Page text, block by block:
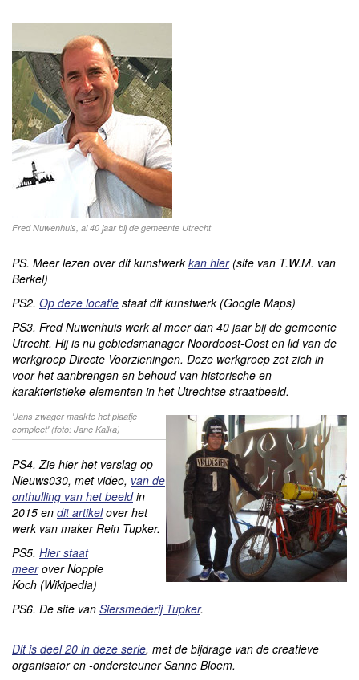
Fred Nuwenhuis, al 40 jaar bij de gemeente Utrecht
PS. Meer lezen over dit kunstwerkkan hier(site van T.W.M. van
Berkel)
PS2. Op deze locatie staat dit kunstwerk (Google Maps)
PS3. Fred Nuwenhuis werk al meer dan 40 jaar bij de gemeente
Utrecht. Hij is nu gebiedsmanager Noordoost-Oost en lid van de
werkgroep Directe Voorzieningen. Deze werkgroep zet zich in
voor het aanbrengen en behoud van historische en
karakteristieke elementen in het Utrechtse straatbeeld.
'Jans zwager maakte het plaatje
compleet' (foto: Jane Kalka)
PS4. Zie hier het verslag op
Nieuws030, met video, van de
onthulling van het beeldin
2015 en dit artikelover het
werk van maker Rein Tupker.
PS5. Hier staat
meerover Noppie
Koch (Wikipedia)
PS6. De site van Siersmederij Tupker.
Dit is deel 20 in deze serie, met de bijdrage van de creatieve
organisator en -ondersteuner Sanne Bloem.